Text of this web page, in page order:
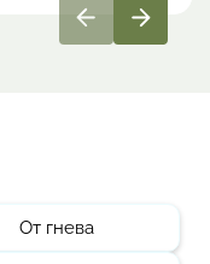
От гнева